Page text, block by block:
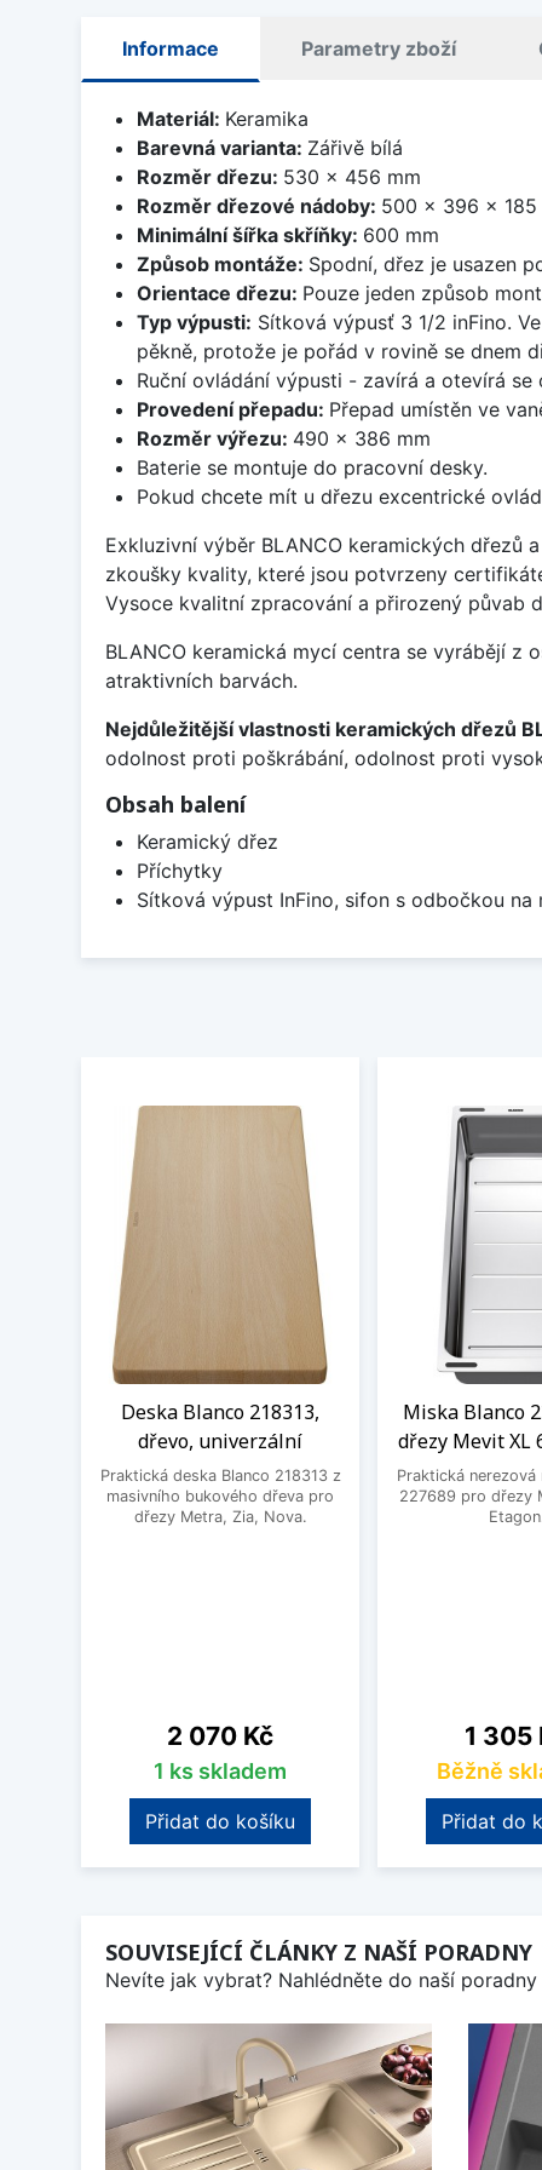
Informace Parametry zboží
Materiál: Keramika
Barevná varianta: Zářivě bílá
Rozměr dřezu: 530 x 456 mm
Rozměr dřezové nádoby: 500 x 396 x 185
Minimální šířka skříňky: 600 mm
Způsob montáže: Spodní, dřez je usazen
Orientace dřezu: Pouze jeden způsob
Typ výpusti: Sítková výpusť 3 1/2 inFino.
pěkně, protože je pořád v rovině se dnem
Ruční ovládání výpusti - zavírá a otevírá
Provedení přepadu: Přepad umístěn ve
Rozměr výřezu: 490 x 386 mm
Baterie se montuje do pracovní desky.
Pokud chcete mít u dřezu excentrické
Exkluzivní výběr BLANCO keramických dřezů
zkoušky kvality, které jsou potvrzeny
Vysoce kvalitní zpracování a přirozený půvab
BLANCO keramická mycí centra se vyrábějí z
atraktivních barvách.
Nejdůležitější vlastnosti keramických dřezů
odolnost proti poškrábání, odolnost proti
Obsah balení
Keramický dřez
Příchytky
Sítková výpust InFino, sifon s odbočkou na
Deska Blanco 218313,
dřevo, univerzální
Praktická deska Blanco 218313 z
masivního bukového dřeva pro
dřezy Metra, Zia, Nova.
Cena
2 070 Kč
1 ks skladem
Přidat do košíku
Miska Blanco
dřezy Mevit XL
Praktická nerezová
227689 pro dřezy
Etagon.
Cena
1 305
Běžně
Přidat do
SOUVISEJÍCÍ ČLÁNKY Z NAŠÍ PORADNY
Nevíte jak vybrat? Nahlédněte do naší